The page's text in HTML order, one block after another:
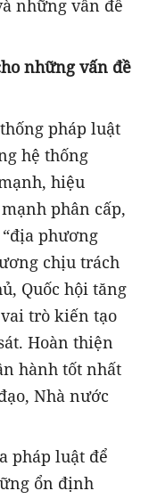
những vấn đề
những vấn đề
pháp luật
hệ thống
hiệu
phân cấp,
phương
chịu trách
Quốc hội tăng
trò kiến tạo
Hoàn thiện
hành tốt nhất
Nhà nước
pháp luật để
ổn định